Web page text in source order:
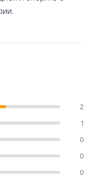
2
1
0
0
0